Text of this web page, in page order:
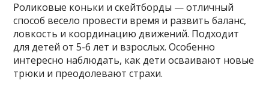
Роликовые коньки и скейтборды — отличный
способ весело провести время и развить баланс,
ловкость и координацию движений. Подходит
для детей от 5-6 лет и взрослых. Особенно
интересно наблюдать, как дети осваивают новые
трюки и преодолевают страхи.